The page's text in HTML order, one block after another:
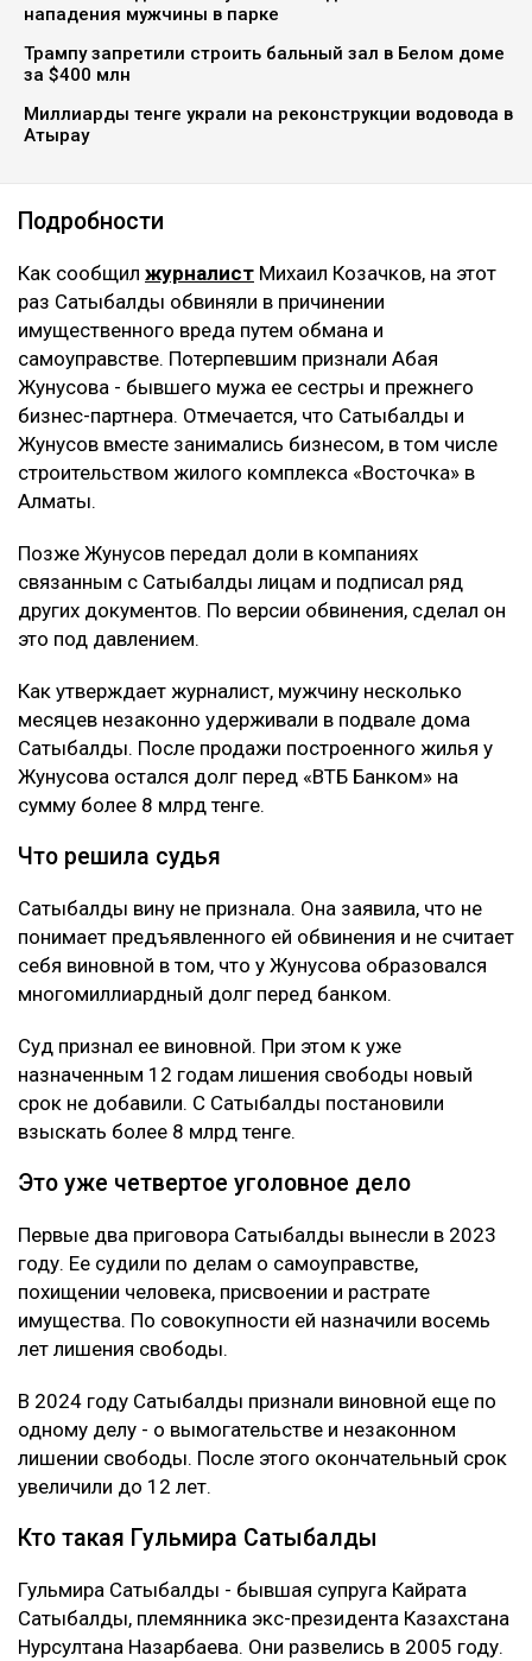
нападения мужчины в парке
Трампу запретили строить бальный зал в Белом доме
за $400 млн
Миллиарды тенге украли на реконструкции водовода в
Атырау
Подробности
Как сообщил журналист Михаил Козачков, на этот
раз Сатыбалды обвиняли в причинении
имущественного вреда путем обмана и
самоуправстве. Потерпевшим признали Абая
Жунусова - бывшего мужа ее сестры и прежнего
бизнес-партнера. Отмечается, что Сатыбалды и
Жунусов вместе занимались бизнесом, в том числе
строительством жилого комплекса «Восточка» в
Алматы.
Позже Жунусов передал доли в компаниях
связанным с Сатыбалды лицам и подписал ряд
других документов. По версии обвинения, сделал он
это под давлением.
Как утверждает журналист, мужчину несколько
месяцев незаконно удерживали в подвале дома
Сатыбалды. После продажи построенного жилья у
Жунусова остался долг перед «ВТБ Банком» на
сумму более 8 млрд тенге.
Что решила судья
Сатыбалды вину не признала. Она заявила, что не
понимает предъявленного ей обвинения и не считает
себя виновной в том, что у Жунусова образовался
многомиллиардный долг перед банком.
Суд признал ее виновной. При этом к уже
назначенным 12 годам лишения свободы новый
срок не добавили. С Сатыбалды постановили
взыскать более 8 млрд тенге.
Это уже четвертое уголовное дело
Первые два приговора Сатыбалды вынесли в 2023
году. Ее судили по делам о самоуправстве,
похищении человека, присвоении и растрате
имущества. По совокупности ей назначили восемь
лет лишения свободы.
В 2024 году Сатыбалды признали виновной еще по
одному делу - о вымогательстве и незаконном
лишении свободы. После этого окончательный срок
увеличили до 12 лет.
Кто такая Гульмира Сатыбалды
Гульмира Сатыбалды - бывшая супруга Кайрата
Сатыбалды, племянника экс-президента Казахстана
Нурсултана Назарбаева. Они развелись в 2005 году.